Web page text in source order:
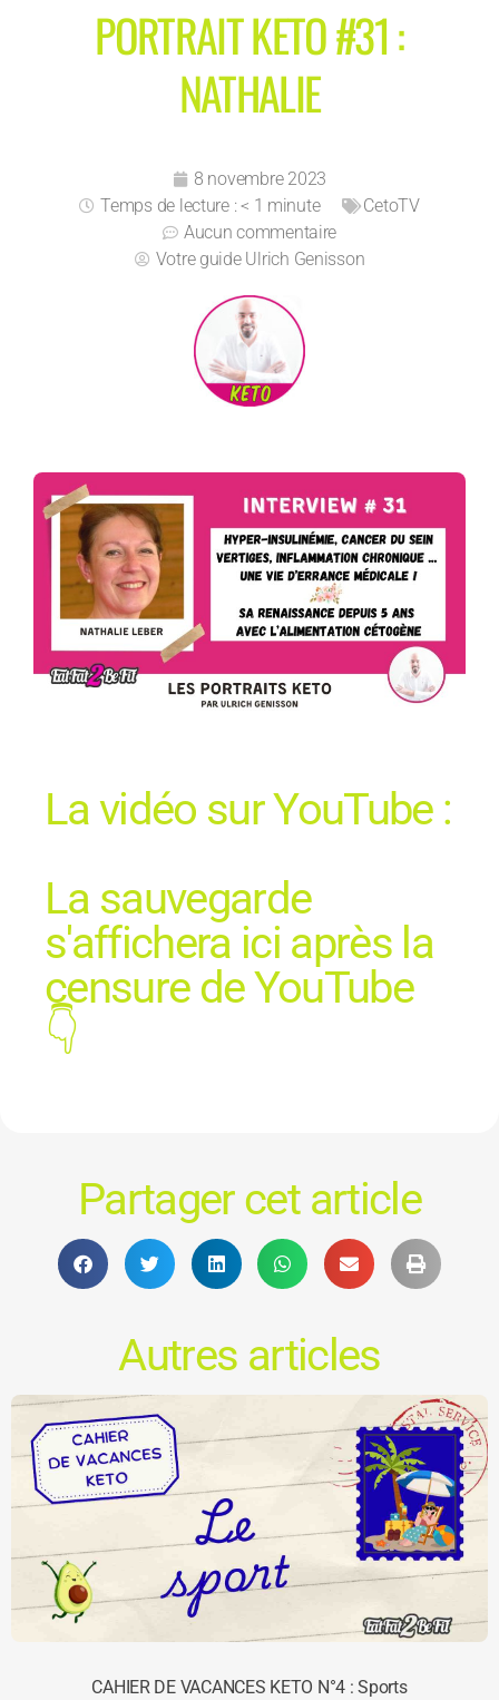
PORTRAIT KETO #31 :
NATHALIE
8 novembre 2023
Temps de lecture : < 1 minute
CetoTV
Aucun commentaire
Votre guideUlrich Genisson
La vidéo sur YouTube :
La sauvegarde
s'affichera ici après la
censure de YouTube
👇
Partager cet article
Autres articles
CAHIER DE VACANCES KETO N°4 : Sports